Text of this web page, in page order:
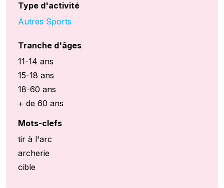
Type d'activité
Autres Sports
Tranche d'âges
11-14 ans
15-18 ans
18-60 ans
+ de 60 ans
Mots-clefs
tir à l'arc
archerie
cible